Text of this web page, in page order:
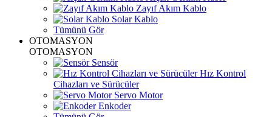
Zayıf Akım Kablo
Solar Kablo
Tümünü Gör
OTOMASYON
OTOMASYON
Sensör
Hız Kontrol
Cihazları ve Sürücüler
Servo Motor
Enkoder